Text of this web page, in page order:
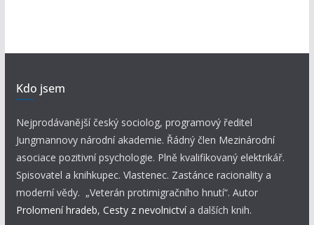
Kdo jsem
Nejprodávanější český sociolog, programový ředitel
Jungmannovy národní akademie. Řádný člen Mezinárodní
asociace pozitivní psychologie. Plně kvalifikovaný elektrikář.
Spisovatel a knihkupec. Vlastenec. Zastánce racionality a
moderní vědy. „Veterán protimigračního hnutí“. Autor
Prolomení hradeb, Cesty z nevolnictví a dalších knih.